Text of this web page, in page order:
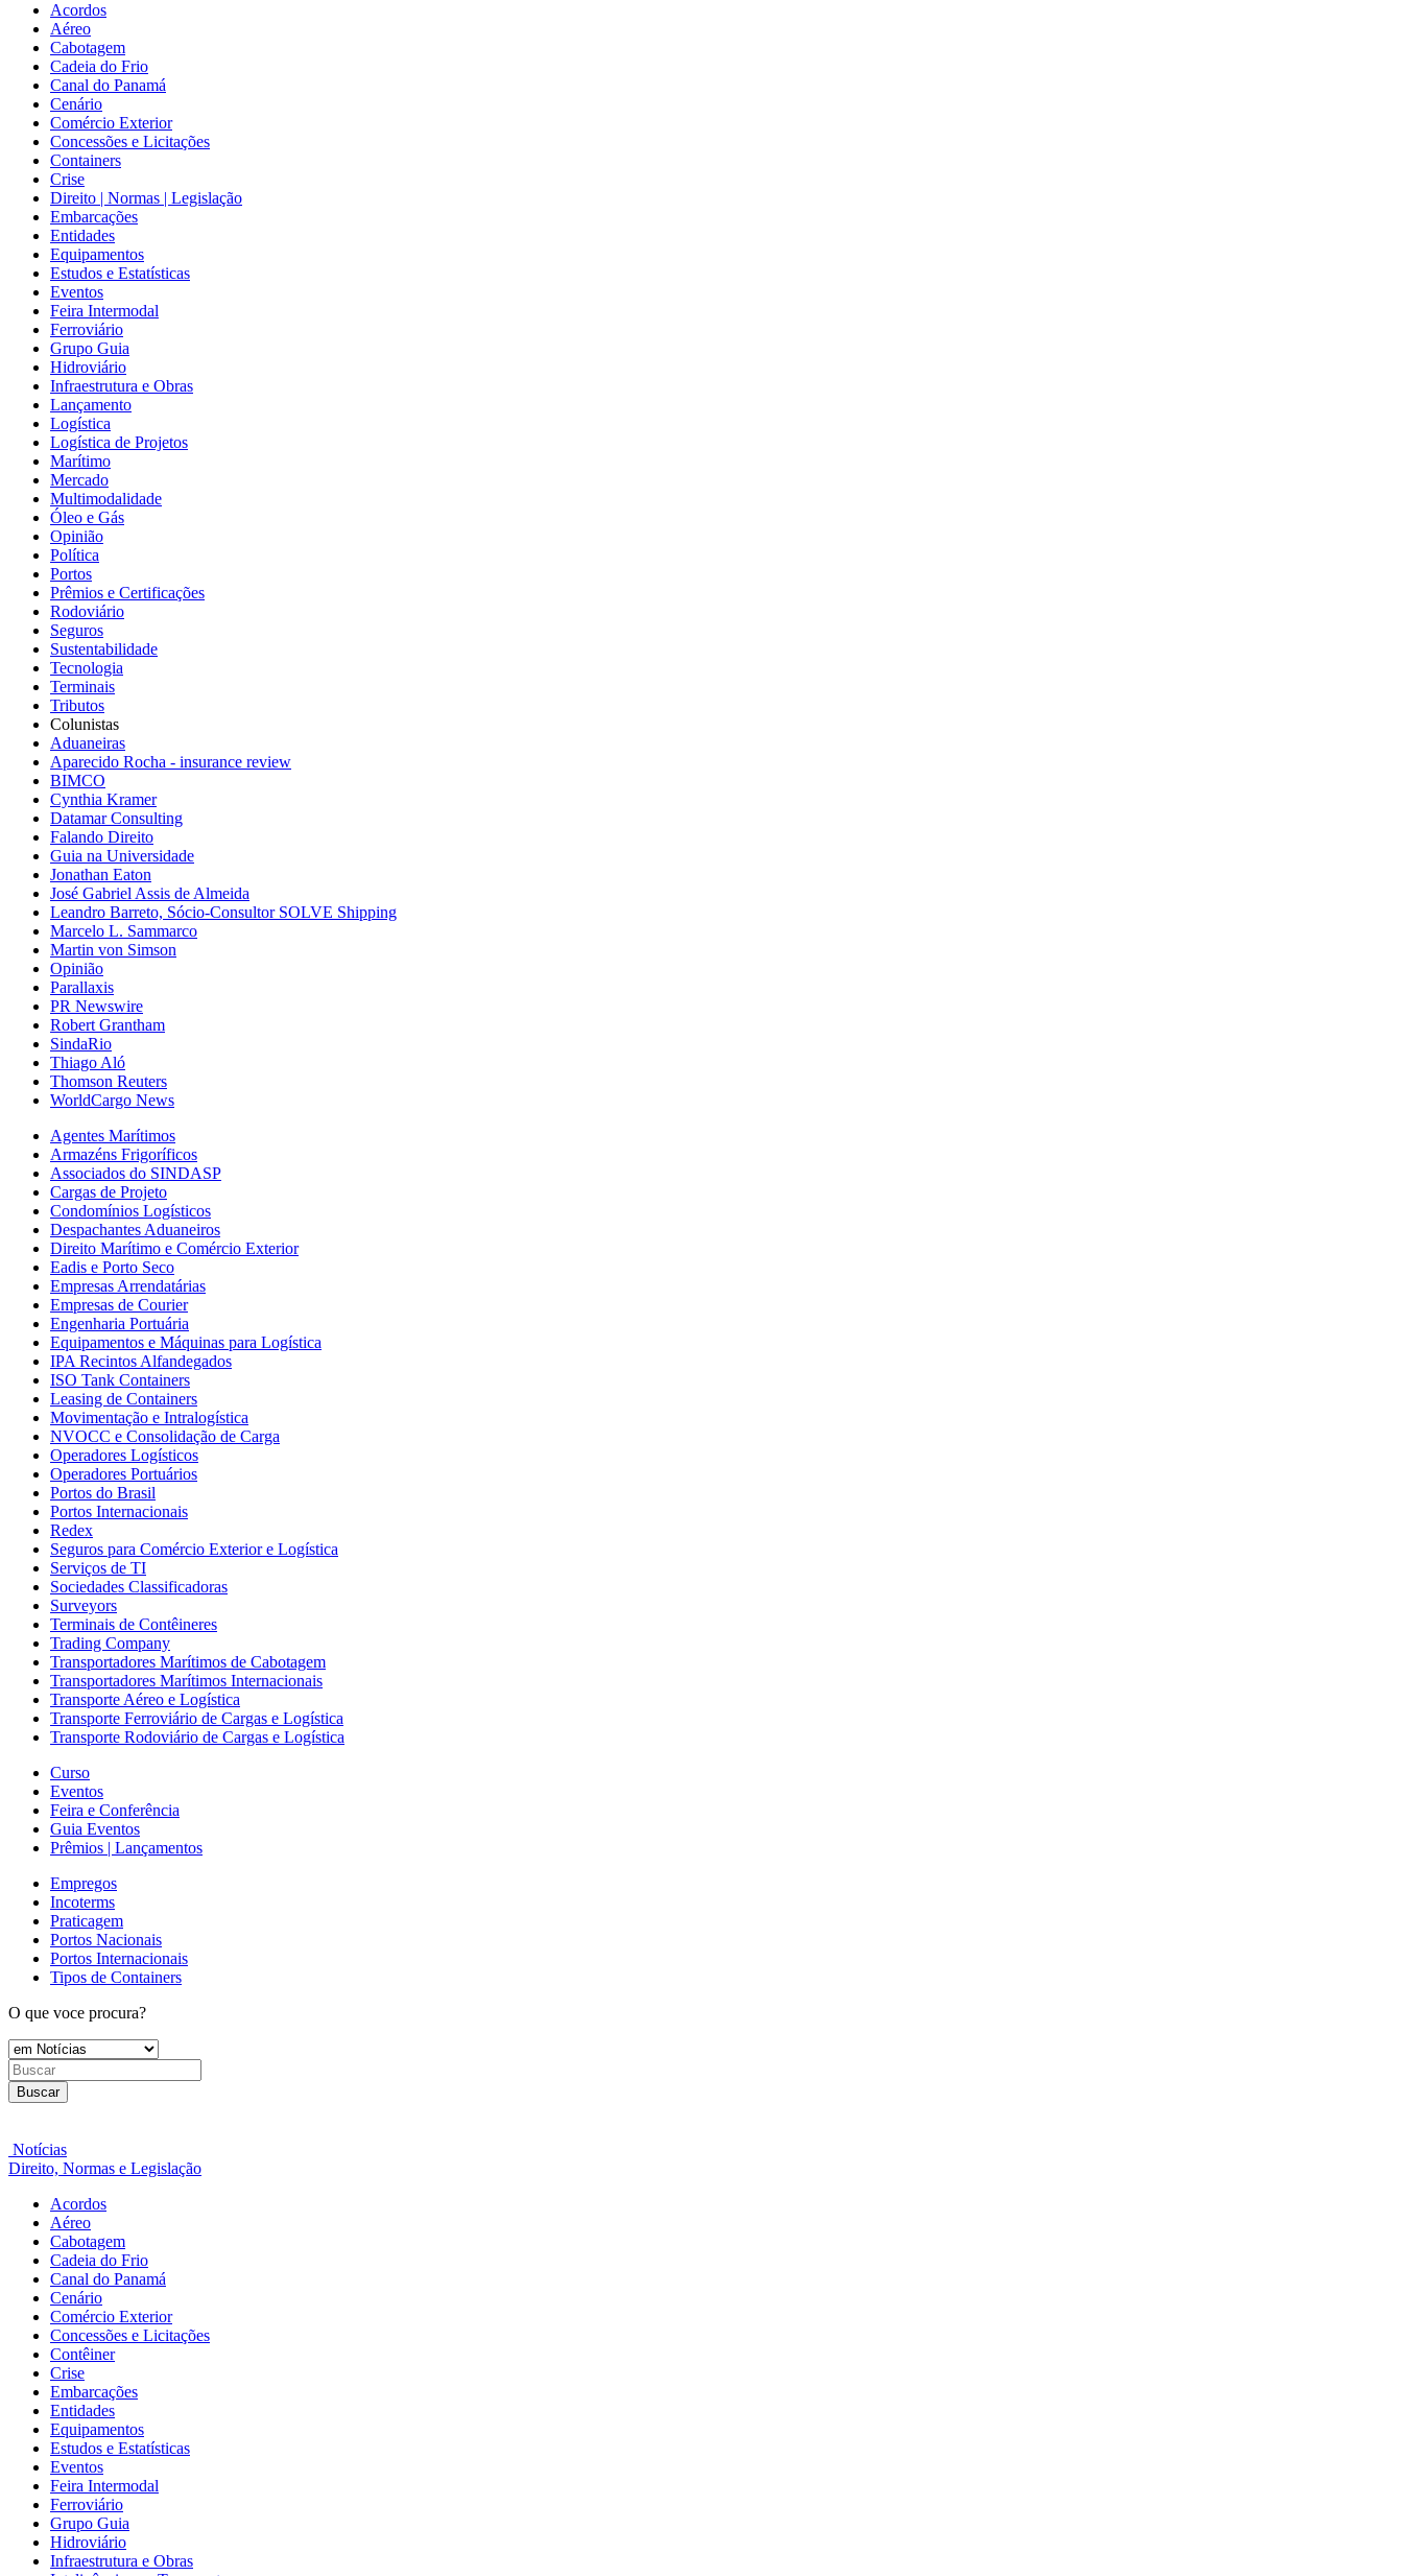
Acordos
Aéreo
Cabotagem
Cadeia do Frio
Canal do Panamá
Cenário
Comércio Exterior
Concessões e Licitações
Containers
Crise
Direito | Normas | Legislação
Embarcações
Entidades
Equipamentos
Estudos e Estatísticas
Eventos
Feira Intermodal
Ferroviário
Grupo Guia
Hidroviário
Infraestrutura e Obras
Lançamento
Logística
Logística de Projetos
Marítimo
Mercado
Multimodalidade
Óleo e Gás
Opinião
Política
Portos
Prêmios e Certificações
Rodoviário
Seguros
Sustentabilidade
Tecnologia
Terminais
Tributos
Colunistas
Aduaneiras
Aparecido Rocha - insurance review
BIMCO
Cynthia Kramer
Datamar Consulting
Falando Direito
Guia na Universidade
Jonathan Eaton
José Gabriel Assis de Almeida
Leandro Barreto, Sócio-Consultor SOLVE Shipping
Marcelo L. Sammarco
Martin von Simson
Opinião
Parallaxis
PR Newswire
Robert Grantham
SindaRio
Thiago Aló
Thomson Reuters
WorldCargo News
Agentes Marítimos
Armazéns Frigoríficos
Associados do SINDASP
Cargas de Projeto
Condomínios Logísticos
Despachantes Aduaneiros
Direito Marítimo e Comércio Exterior
Eadis e Porto Seco
Empresas Arrendatárias
Empresas de Courier
Engenharia Portuária
Equipamentos e Máquinas para Logística
IPA Recintos Alfandegados
ISO Tank Containers
Leasing de Containers
Movimentação e Intralogística
NVOCC e Consolidação de Carga
Operadores Logísticos
Operadores Portuários
Portos do Brasil
Portos Internacionais
Redex
Seguros para Comércio Exterior e Logística
Serviços de TI
Sociedades Classificadoras
Surveyors
Terminais de Contêineres
Trading Company
Transportadores Marítimos de Cabotagem
Transportadores Marítimos Internacionais
Transporte Aéreo e Logística
Transporte Ferroviário de Cargas e Logística
Transporte Rodoviário de Cargas e Logística
Curso
Eventos
Feira e Conferência
Guia Eventos
Prêmios | Lançamentos
Empregos
Incoterms
Praticagem
Portos Nacionais
Portos Internacionais
Tipos de Containers
O que voce procura?
Buscar
Notícias
Direito, Normas e Legislação
Acordos
Aéreo
Cabotagem
Cadeia do Frio
Canal do Panamá
Cenário
Comércio Exterior
Concessões e Licitações
Contêiner
Crise
Embarcações
Entidades
Equipamentos
Estudos e Estatísticas
Eventos
Feira Intermodal
Ferroviário
Grupo Guia
Hidroviário
Infraestrutura e Obras